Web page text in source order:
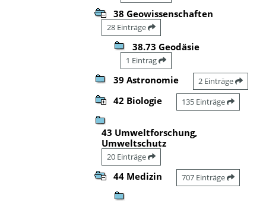
38 Geowissenschaften
28 Einträge
38.73 Geodäsie
1 Eintrag
39 Astronomie 2 Einträge
42 Biologie 135 Einträge
43 Umweltforschung,
Umweltschutz
20 Einträge
44 Medizin 707 Einträge